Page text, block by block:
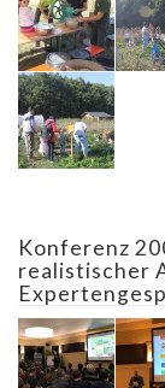
Konferenz
realistischer